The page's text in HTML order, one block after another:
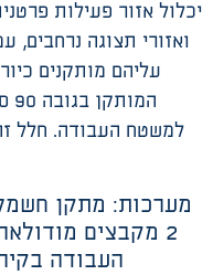
יכלול אזור פעילות
ואזורי תצוגה
למשטח העבודה. חלל
מערכות: מתקן
2 מקבצים
העבודה